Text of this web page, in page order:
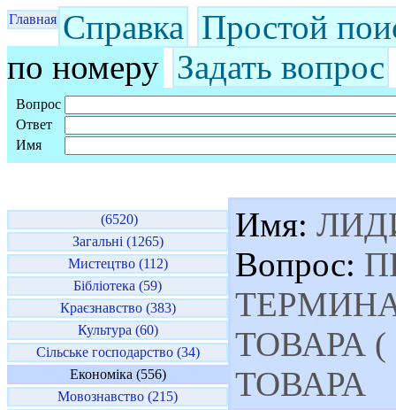
Главная Справка Простой
по номеру Задать вопрос
Вопрос
Ответ
Имя
(6520)
Загальні (1265)
Мистецтво (112)
Бібліотека (59)
Краєзнавство (383)
Культура (60)
Сільське господарство (34)
Економіка (556)
Мовознавство (215)
Имя:
Вопрос:
ТОВАРА
ТОВАРА